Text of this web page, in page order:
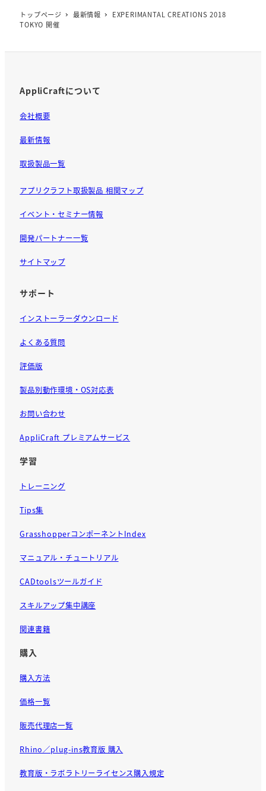
トップページ 最新情報
EXPERIMANTAL CREATIONS 2018
TOKYO 開催
AppliCraftについて
会社概要
最新情報
取扱製品一覧
アプリクラフト取扱製品 相関マップ
イベント・セミナー情報
開発パートナー一覧
サイトマップ
サポート
インストーラーダウンロード
よくある質問
評価版
製品別動作環境・OS対応表
お問い合わせ
AppliCraft プレミアムサービス
学習
トレーニング
Tips集
GrasshopperコンポーネントIndex
マニュアル・チュートリアル
CADtoolsツールガイド
スキルアップ集中講座
関連書籍
購入
購入方法
価格一覧
販売代理店一覧
Rhino／plug-ins教育版 購入
教育版・ラボラトリーライセンス購入規定